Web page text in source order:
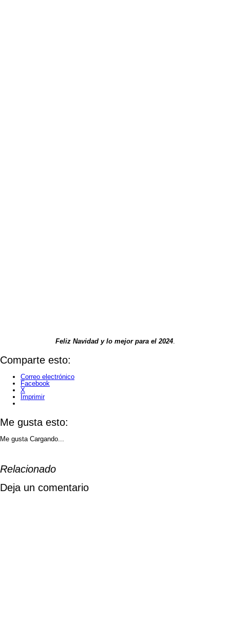
Feliz Navidad y lo mejor para el 2024.
Comparte esto:
Correo electrónico
Facebook
X
Imprimir
Me gusta esto:
Me gusta Cargando...
Relacionado
Deja un comentario